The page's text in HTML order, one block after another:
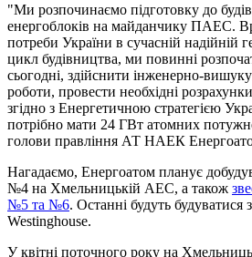
"Ми розпочинаємо підготовку до
енергоблоків на майданчику ПАЕС.
потреби України в сучасній надійній
цикл будівництва, ми повинні
сьогодні, здійснити інженерно-
роботи, провести необхідні
згідно з Енергетичною стратегією
потрібно мати 24 ГВт атомних
голови правління АТ НАЕК
Нагадаємо, Енергоатом планує
№4 на Хмельницькій АЕС, а також
№5 та №6. Останні будуть
Westinghouse.
У квітні поточного року на